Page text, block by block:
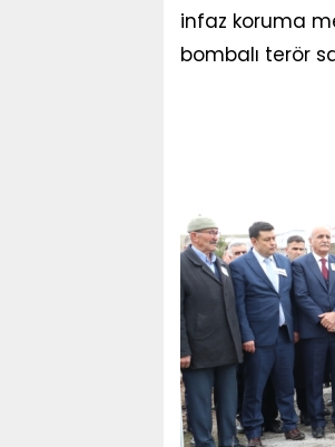
infaz koruma
bombalı terör